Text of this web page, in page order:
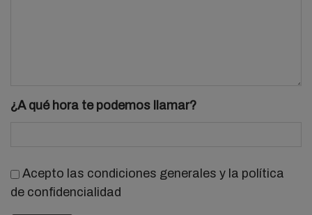
¿A qué hora te podemos llamar?
Acepto las condiciones generales y la política
de confidencialidad